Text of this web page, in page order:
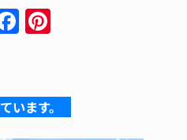
F
a
e
b
re
st
います。